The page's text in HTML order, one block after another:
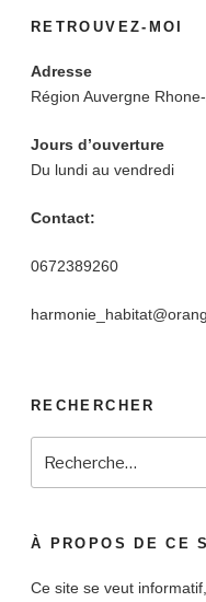
RETROUVEZ-MOI
Adresse
Région Auvergne
Jours d’ouverture
Du lundi au vendredi
Contact:
0672389260
RECHERCHER
pour
À PROPOS DE CE
Ce site se veut